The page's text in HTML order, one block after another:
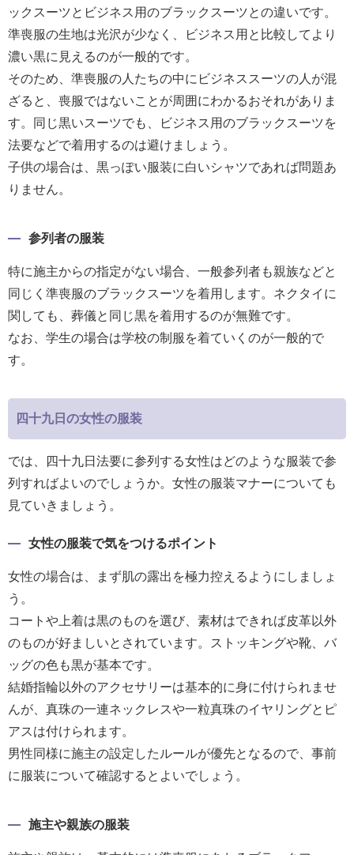
ックスーツとビジネス用のブラックスーツとの違いです。
準喪服の生地は光沢が少なく、ビジネス用と比較してより
濃い黒に見えるのが一般的です。
そのため、準喪服の人たちの中にビジネススーツの人が混
ざると、喪服ではないことが周囲にわかるおそれがありま
す。同じ黒いスーツでも、ビジネス用のブラックスーツを
法要などで着用するのは避けましょう。
子供の場合は、黒っぽい服装に白いシャツであれば問題あ
りません。
参列者の服装
特に施主からの指定がない場合、一般参列者も親族などと
同じく準喪服のブラックスーツを着用します。ネクタイに
関しても、葬儀と同じ黒を着用するのが無難です。
なお、学生の場合は学校の制服を着ていくのが一般的で
す。
四十九日の女性の服装
では、四十九日法要に参列する女性はどのような服装で参
列すればよいのでしょうか。女性の服装マナーについても
見ていきましょう。
女性の服装で気をつけるポイント
女性の場合は、まず肌の露出を極力控えるようにしましょ
う。
コートや上着は黒のものを選び、素材はできれば皮革以外
のものが好ましいとされています。ストッキングや靴、バ
ッグの色も黒が基本です。
結婚指輪以外のアクセサリーは基本的に身に付けられませ
んが、真珠の一連ネックレスや一粒真珠のイヤリングとピ
アスは付けられます。
男性同様に施主の設定したルールが優先となるので、事前
に服装について確認するとよいでしょう。
施主や親族の服装